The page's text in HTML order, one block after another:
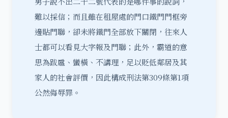
難以採信；而且雖在租屋處的門口鐵門門框旁
邊貼門聯，卻未將鐵門全部放下關閉，往來人
士都可以看見大字報及門聯；此外，霸道的意
思為跋扈、蠻橫、不講理，足以貶低鄰居及其
家人的社會評價，因此構成刑法第309條第1項
公然侮辱罪 。